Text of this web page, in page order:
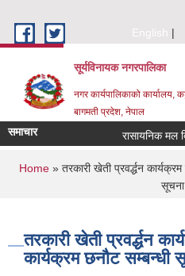
English
सूर्यविनायक नगरपालिका
नगर कार्यपालिकाको कार्यालय,
बागमती प्रदेश, नेपाल
समाचार रासायनिक मल
You are here
Home» तरकारी खेती प्रवर्द्धन
तरकारी खेती प्रवर्द्धन
कार्यक्रम छनौट सम्बन्धी